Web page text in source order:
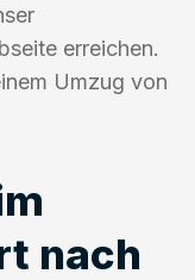
erreichen.
Umzug von
nach